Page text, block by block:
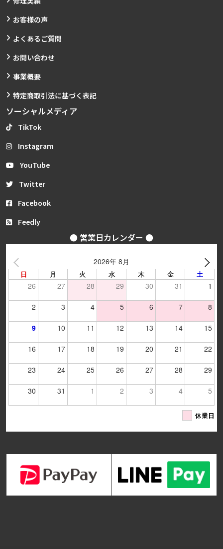
お客様の声
よくあるご質問
お問い合わせ
事業概要
特定商取引法に基づく表記
ソーシャルメディア
TikTok
Instagram
YouTube
Twitter
Facebook
Feedly
● 営業日カレンダー ●
2026年 8月
日 月 火 水 木 金 土
26 27 28 29 30 31 1
2 3 4 5 6 7 8
9 10 11 12 13 14 15
16 17 18 19 20 21 22
23 24 25 26 27 28 29
30 31 1 2 3 4 5
休業日